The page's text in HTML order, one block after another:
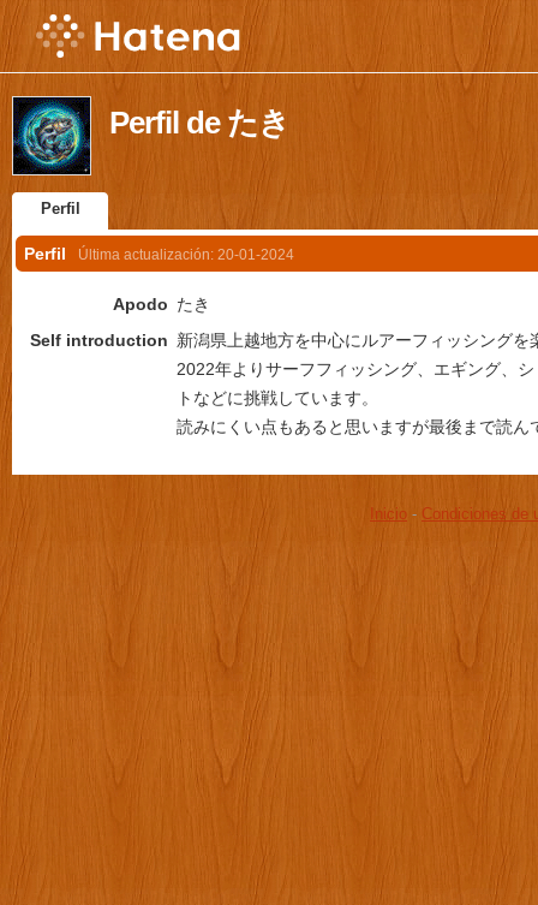
Perfil de たき
Perfil
Perfil Última actualización: 20-01-2024
Apodo たき
Self introduction 新潟県上越地方を中心にルアーフィッシングを
2022年よりサーフフィッシング、エギング、
トなどに挑戦しています。
読みにくい点もあると思いますが最後まで読ん
Inicio - Condiciones de